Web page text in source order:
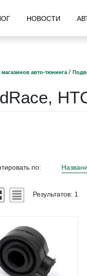
НОВОСТИ
магазинов авто-тюнинга /
по:
Результатов: 1